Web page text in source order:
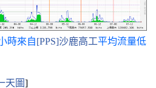
時來自[PPS]沙鹿高工平均流量低
天圖]